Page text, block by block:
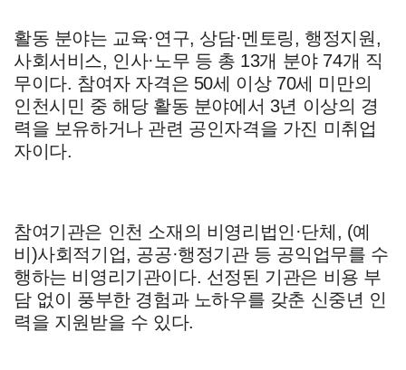
활동 분야는 교육·연구, 상담·멘토링, 행정지원 ,
사회서비스, 인사· 노무 등 총 13개 분야 74개 직
무이다. 참여자 자격은 50세 이상 70세 미만의
인천시민 중 해당 활동 분야에서 3년 이상의 경
력을 보유하거나 관련 공인자격을 가진 미취업
자이다.
참여기관은 인천 소재의 비영리법인 ·단체 , (예
비 )사회적기업, 공공·행정기관 등 공익업무를 수
행하는 비영리기관이다. 선정된 기관은 비용 부
담 없이 풍부한 경험과 노하우를 갖춘 신중년 인
력을 지원받을 수 있다.